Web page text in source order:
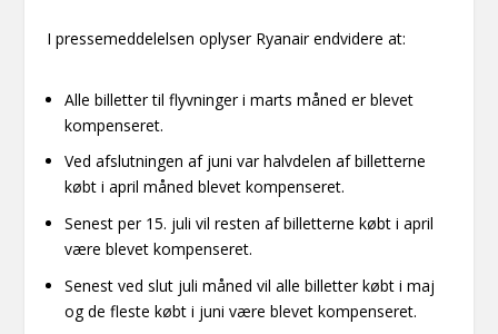
I pressemeddelelsen oplyser Ryanair endvidere at:
Alle billetter til flyvninger i marts måned er blevet
kompenseret.
Ved afslutningen af juni var halvdelen af billetterne
købt i april måned blevet kompenseret.
Senest per 15. juli vil resten af billetterne købt i april
være blevet kompenseret.
Senest ved slut juli måned vil alle billetter købt i maj
og de fleste købt i juni være blevet kompenseret.